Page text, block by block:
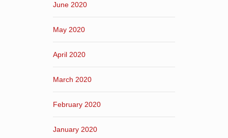
June 2020
May 2020
April 2020
March 2020
February 2020
January 2020